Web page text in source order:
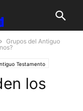
Grupos del Antiguo
Testamento
los